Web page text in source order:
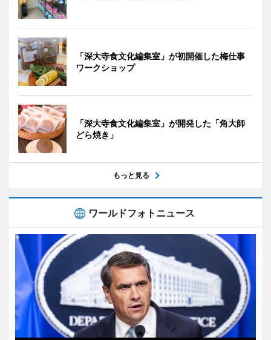
「深大寺食文化編集室」が初開催した梅仕事
ワークショップ
「深大寺食文化編集室」が開発した「角大師
どら焼き」
もっと見る
ワールドフォトニュース